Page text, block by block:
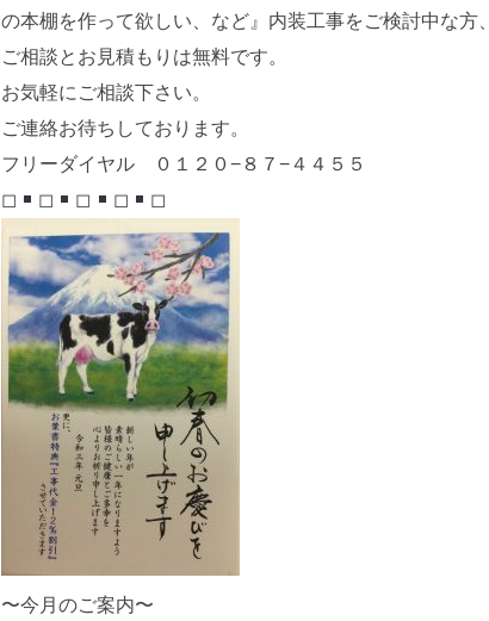
の本棚を作って欲しい、など』内装工事をご検討中な方、
ご相談とお見積もりは無料です。
お気軽にご相談下さい。
ご連絡お待ちしております。
フリーダイヤル ０１２０−８７−４４５５
◻︎
◻︎ ◻︎ ◻︎ ◻︎
〜今月のご案内〜